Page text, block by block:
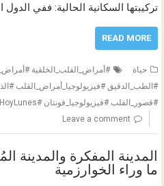
تركيبتها السكانية الحالية: ففي الدول
READ MORE
حياة
#أمراض_القلب_الخلقية
#الطب_الدقيق #فيزيولوجيا_أمراض_القلب
#قصور_القلب #فيزيولوجيا_فونتان #HoyLunes #إيهاب_سلطان
Leave a comment
المدينة المفكرة والمدينة
ما وراء الخوارزمية